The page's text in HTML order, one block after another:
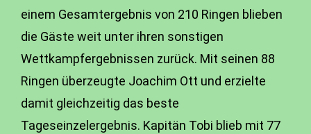
einem Gesamtergebnis von 210 Ringen blieben
die Gäste weit unter ihren sonstigen
Wettkampfergebnissen zurück. Mit seinen 88
Ringen überzeugte Joachim Ott und erzielte
damit gleichzeitig das beste
Tageseinzelergebnis. Kapitän Tobi blieb mit 77